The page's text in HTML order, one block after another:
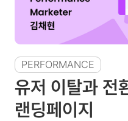
PERFORMANCE
유저 이탈과 전
랜딩페이지